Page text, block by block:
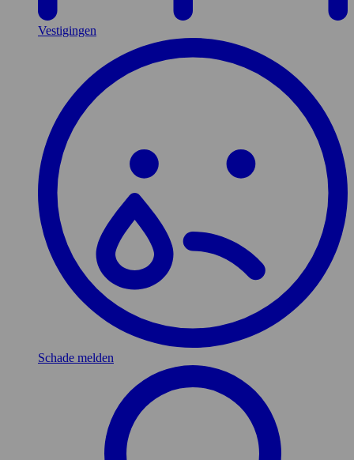
Vestigingen
Schade melden